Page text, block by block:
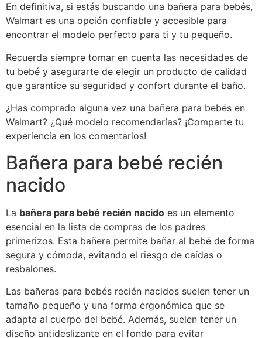
En definitiva, si estás buscando una bañera para bebés,
Walmart es una opción confiable y accesible para
encontrar el modelo perfecto para ti y tu pequeño.
Recuerda siempre tomar en cuenta las necesidades de
tu bebé y asegurarte de elegir un producto de calidad
que garantice su seguridad y confort durante el baño.
¿Has comprado alguna vez una bañera para bebés en
Walmart? ¿Qué modelo recomendarías? ¡Comparte tu
experiencia en los comentarios!
Bañera para bebé recién
nacido
La bañera para bebé recién nacido es un elemento
esencial en la lista de compras de los padres
primerizos. Esta bañera permite bañar al bebé de forma
segura y cómoda, evitando el riesgo de caídas o
resbalones.
Las bañeras para bebés recién nacidos suelen tener un
tamaño pequeño y una forma ergonómica que se
adapta al cuerpo del bebé. Además, suelen tener un
diseño antideslizante en el fondo para evitar